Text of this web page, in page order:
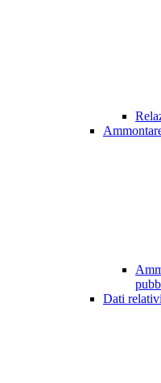
Dati